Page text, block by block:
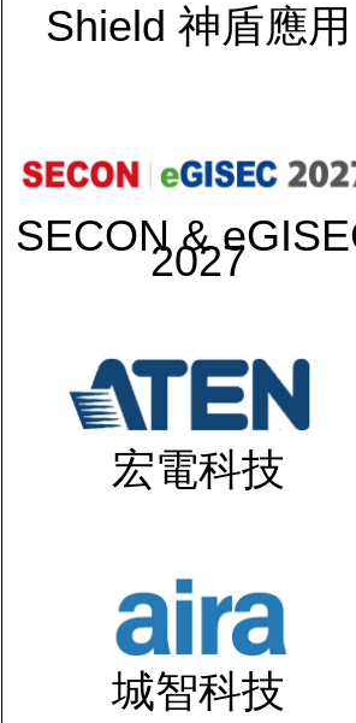
Shield 神盾應用
SECON &
2027
宏電科技
城智科技